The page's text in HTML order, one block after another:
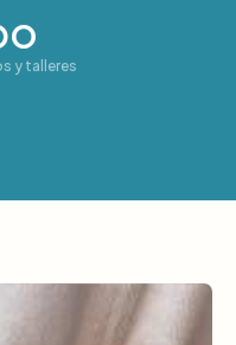
y talleres